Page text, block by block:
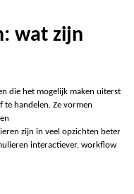
wat zijn
die het mogelijk maken uiterst
handelen. Ze vormen
zijn in veel opzichten beter
interactiever, workflow